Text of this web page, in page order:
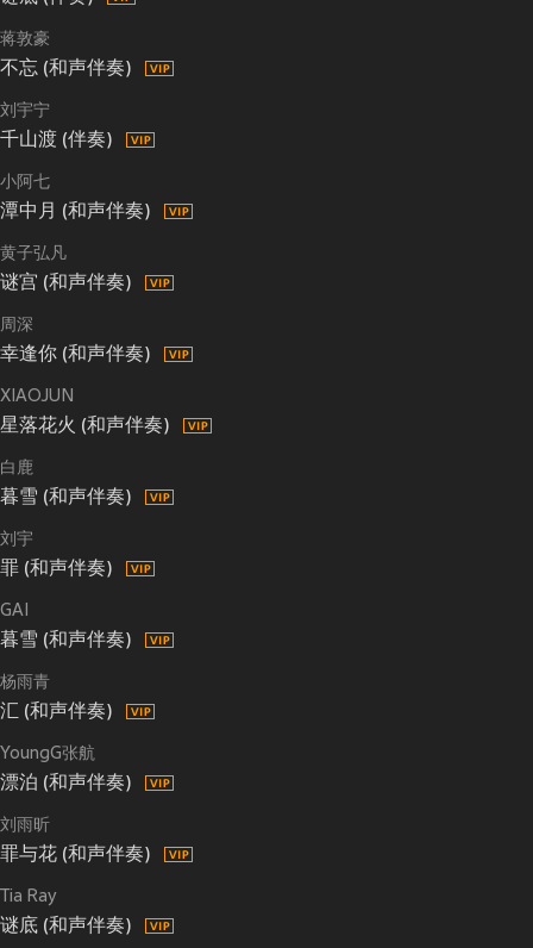
蒋敦豪
不忘 (和声伴奏)
刘宇宁
千山渡 (伴奏)
小阿七
潭中月 (和声伴奏)
黄子弘凡
谜宫 (和声伴奏)
周深
幸逢你 (和声伴奏)
XIAOJUN
星落花火 (和声伴奏)
白鹿
暮雪 (和声伴奏)
刘宇
罪 (和声伴奏)
GAI
暮雪 (和声伴奏)
杨雨青
汇 (和声伴奏)
YoungG张航
漂泊 (和声伴奏)
刘雨昕
罪与花 (和声伴奏)
Tia Ray
谜底 (和声伴奏)